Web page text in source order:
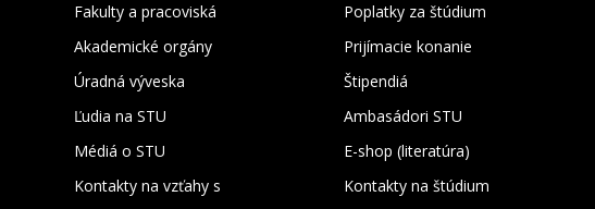
Fakulty a pracoviská
Akademické orgány
Úradná výveska
Ľudia na STU
Médiá o STU
Kontakty na vzťahy s
Poplatky za štúdium
Prijímacie konanie
Štipendiá
Ambasádori STU
E-shop (literatúra)
Kontakty na štúdium